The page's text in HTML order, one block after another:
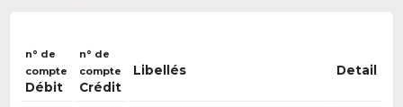
n° de
compte
Débit
n° de
compte
Crédit
Libellés Detail